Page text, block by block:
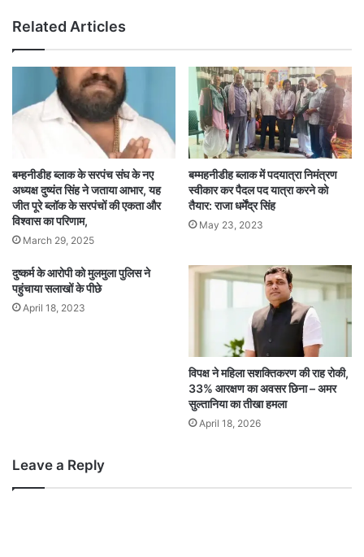
Related Articles
बम्हनीडीह ब्लाक के सरपंच संघ के नए
अध्यक्ष दुष्यंत सिंह ने जताया आभार, यह
जीत पूरे ब्लॉक के सरपंचों की एकता और
विश्वास का परिणाम,
March 29, 2025
बम्महनीडीह ब्लाक में पदयात्रा निमंत्रण
स्वीकार कर पैदल पद यात्रा करने को
तैयार: राजा धर्मेंद्र सिंह
May 23, 2023
दुष्कर्म के आरोपी को मुलमुला पुलिस ने
पहुंचाया सलाखों के पीछे
April 18, 2023
विपक्ष ने महिला सशक्तिकरण की राह रोकी,
33% आरक्षण का अवसर छिना – अमर
सुल्तानिया का तीखा हमला
April 18, 2026
Leave a Reply